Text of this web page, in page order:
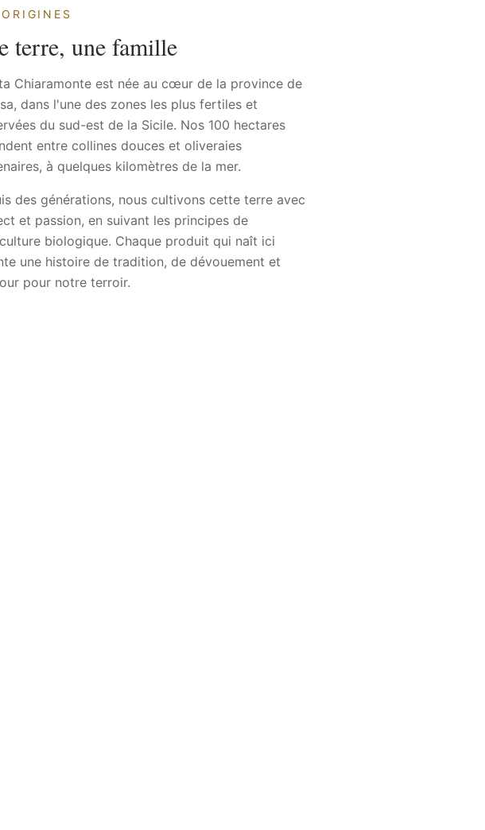
terre, une famille
Chiaramonte est née au cœur de la province de
dans l'une des zones les plus fertiles et
du sud-est de la Sicile. Nos 100 hectares
entre collines douces et oliveraies
à quelques kilomètres de la mer.
des générations, nous cultivons cette terre avec
et passion, en suivant les principes de
biologique. Chaque produit qui naît ici
une histoire de tradition, de dévouement et
pour notre terroir.